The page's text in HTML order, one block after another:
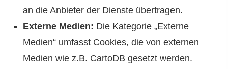
an die Anbieter der Dienste übertragen.
Externe Medien: Die Kategorie „Externe
Medien“ umfasst Cookies, die von externen
Medien wie z.B. CartoDB gesetzt werden.